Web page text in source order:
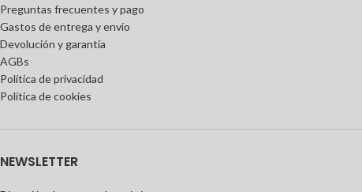
Preguntas frecuentes y pago
Gastos de entrega y envío
Devolución y garantía
AGBs
Política de privacidad
Política de cookies
NEWSLETTER